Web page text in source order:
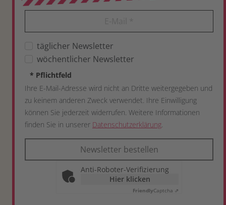
täglicher Newsletter
wöchentlicher Newsletter
* Pflichtfeld
Ihre E-Mail-Adresse wird nicht an Dritte weitergegeben und
zu keinem anderen Zweck verwendet. Ihre Einwilligung
können Sie jederzeit widerrufen. Weitere Informationen
finden Sie in unserer Datenschutzerklärung.
Newsletter bestellen
Anti-Roboter-Verifizierung
Hier klicken
FriendlyCaptcha ⇗